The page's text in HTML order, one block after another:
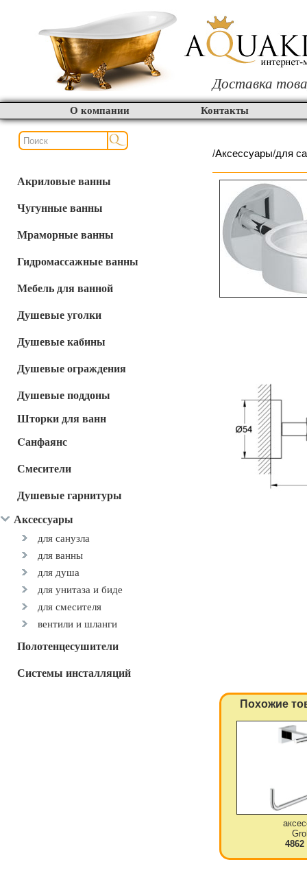
Доставка
О компании Контакты
Акриловые ванны
Чугунные ванны
Мраморные ванны
Гидромассажные ванны
Мебель для ванной
Душевые уголки
Душевые кабины
Душевые ограждения
Душевые поддоны
Шторки для ванн
Cанфаянс
Смесители
Душевые гарнитуры
Аксессуары
для санузла
для ванны
для душа
для унитаза и биде
для смесителя
вентили и шланги
Полотенцесушители
Системы инсталляций
/Аксессуары/для
Похожие
4862